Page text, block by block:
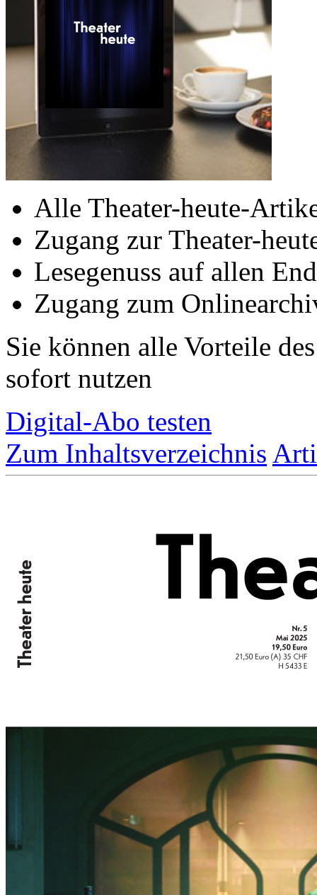
Alle Theater-heute-
Zugang zur Theater-
Lesegenuss auf allen
Zugang zum
Sie können alle Vorteile
sofort nutzen
Digital-Abo testen
Zum Inhaltsverzeichnis